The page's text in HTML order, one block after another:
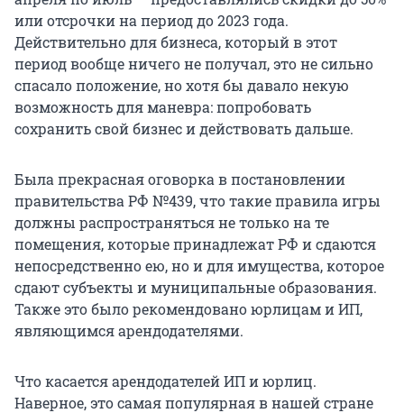
или отсрочки на период до 2023 года.
Действительно для бизнеса, который в этот
период вообще ничего не получал, это не сильно
спасало положение, но хотя бы давало некую
возможность для маневра: попробовать
сохранить свой бизнес и действовать дальше.
Была прекрасная оговорка в постановлении
правительства РФ №439, что такие правила игры
должны распространяться не только на те
помещения, которые принадлежат РФ и сдаются
непосредственно ею, но и для имущества, которое
сдают субъекты и муниципальные образования.
Также это было рекомендовано юрлицам и ИП,
являющимся арендодателями.
Что касается арендодателей ИП и юрлиц.
Наверное, это самая популярная в нашей стране